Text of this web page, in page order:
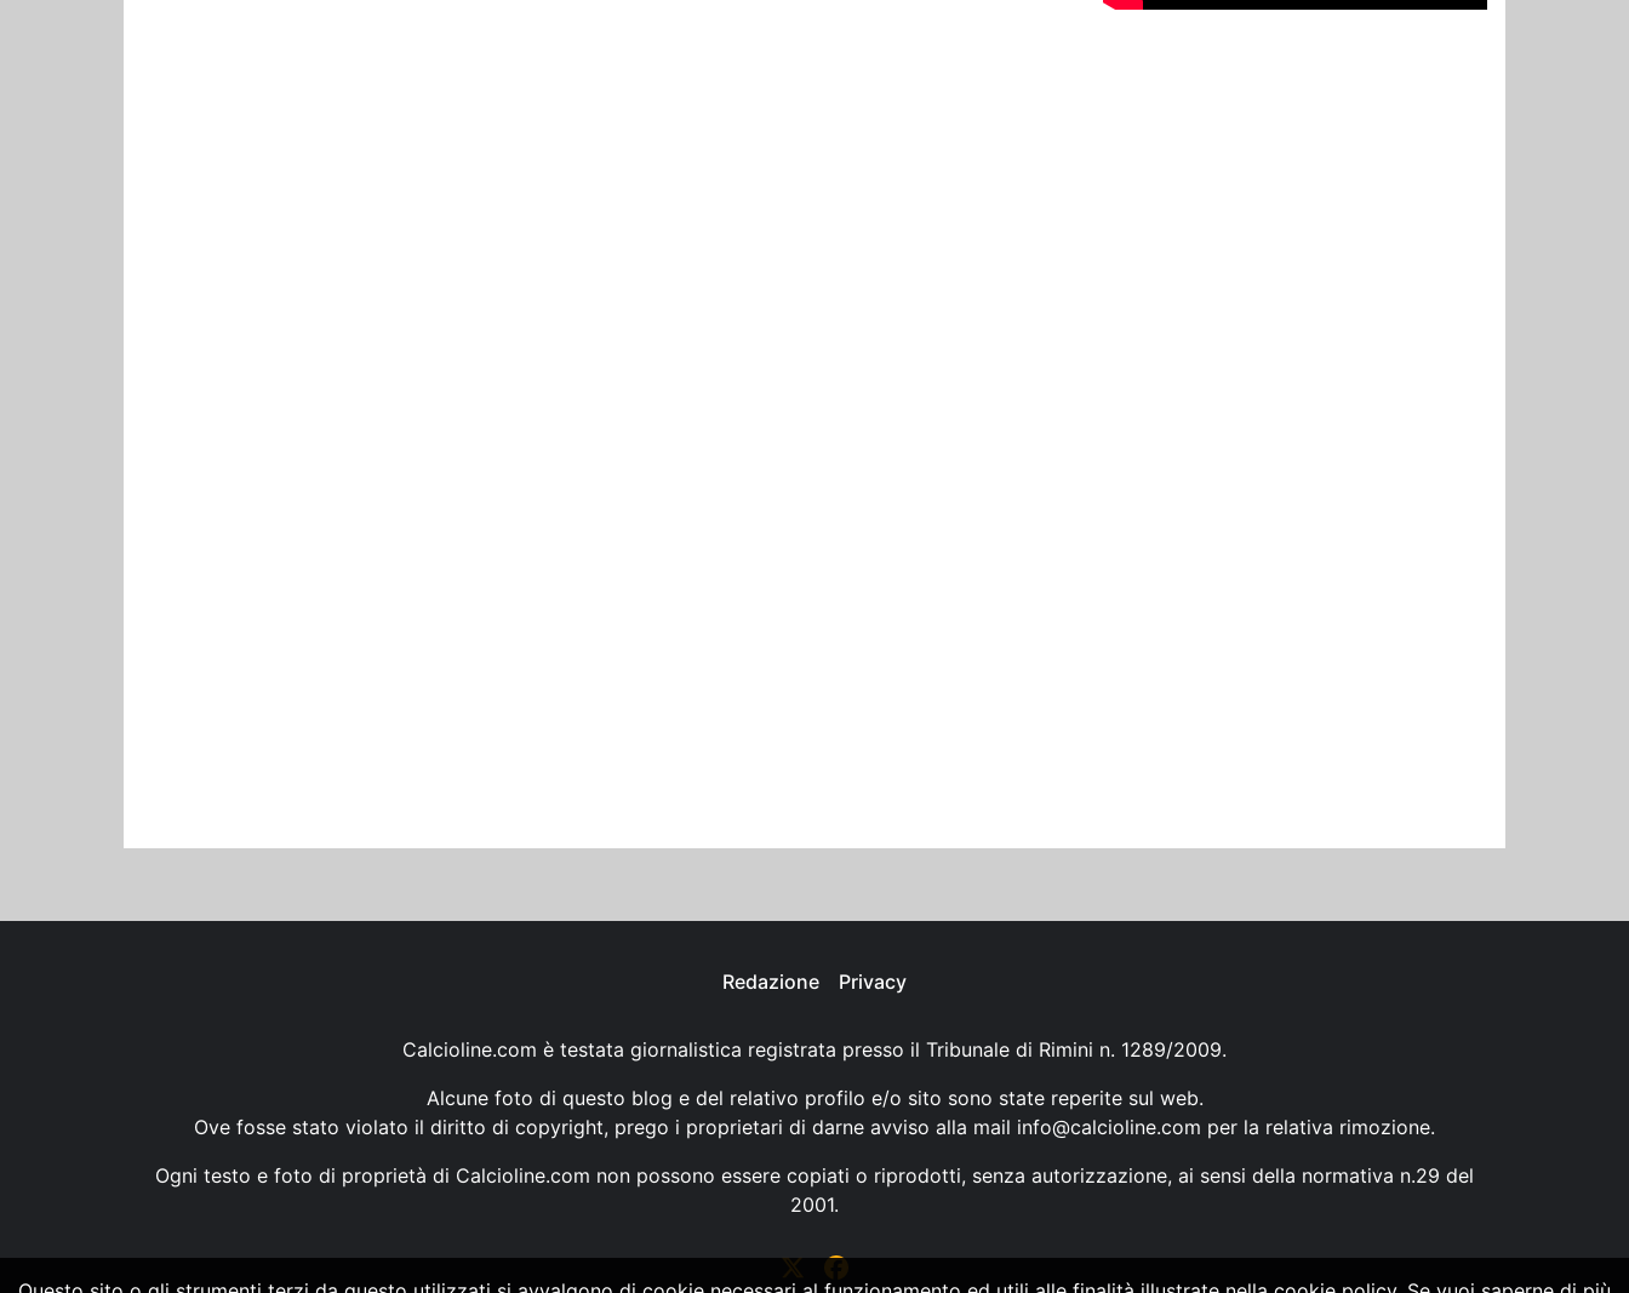
Redazione Privacy
Calcioline.com è testata giornalistica registrata presso il Tribunale di Rimini n. 1289/2009.
Alcune foto di questo blog e del relativo profilo e/o sito sono state reperite sul web.
Ove fosse stato violato il diritto di copyright, prego i proprietari di darne avviso alla mail info@calcioline.com per la relativa rimozione.
Ogni testo e foto di proprietà di Calcioline.com non possono essere copiati o riprodotti, senza autorizzazione, ai sensi della normativa n.29 del
2001.